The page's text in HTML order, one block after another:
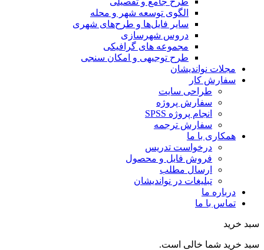
الگوی توسعه شهر و محله
سایر فایل‌ها و طرح‌های شهری
دروس شهرسازی
مجموعه های گرافیکی
طرح توجیهی و امکان سنجی
مجلات نواندیشان
سفارش کار
طراحی سایت
سفارش پروژه
انجام پروژه SPSS
سفارش ترجمه
همکاری با ما
درخواست تدریس
فروش فایل و محصول
ارسال مطلب
تبلیغات در نواندیشان
درباره ما
تماس با ما
خرید شما خالی است.